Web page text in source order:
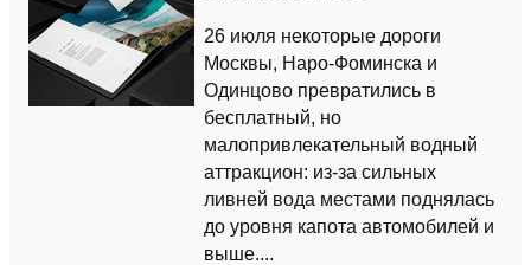
26 июля некоторые дороги
Москвы, Наро-Фоминска и
Одинцово превратились в
бесплатный, но
малопривлекательный водный
аттракцион: из-за сильных
ливней вода местами поднялась
до уровня капота автомобилей и
выше....